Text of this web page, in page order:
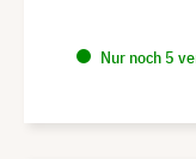
Nur noch 5